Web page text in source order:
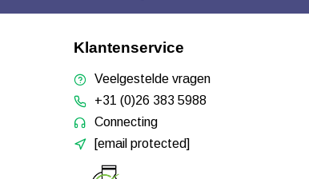
Klantenservice
Veelgestelde vragen
+31 (0)26 383 5988
Connecting
[email protected]